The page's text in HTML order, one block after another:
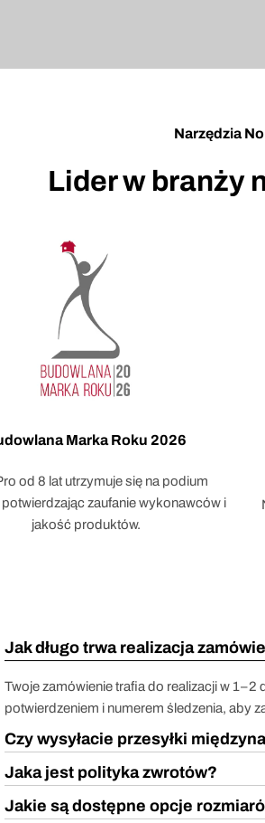
Narzędzia
Lider w branży
Marka Roku 2026
od 8 lat utrzymuje się na podium
potwierdzając zaufanie wykonawców i
jakość produktów.
Jak długo trwa realizacja
Twoje zamówienie trafia do realizacji w
potwierdzeniem i numerem śledzenia, aby
Czy wysyłacie przesyłki
Jaka jest polityka zwrotów?
Jakie są dostępne opcje